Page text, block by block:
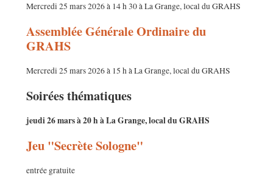
Mercredi 25 mars 2026 à 14 h 30 à La Grange, local du GRAHS
Assemblée Générale Ordinaire du
GRAHS
Mercredi 25 mars 2026 à 15 h à La Grange, local du GRAHS
Soirées thématiques
jeudi 26 mars à 20 h à La Grange, local du GRAHS
Jeu "Secrète Sologne"
entrée gratuite